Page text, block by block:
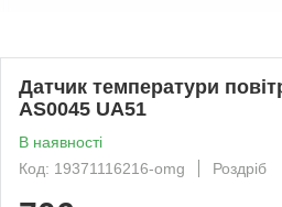
Датчик температури
AS0045 UA51
В наявності
Код: 19371116216-omg
Роздріб